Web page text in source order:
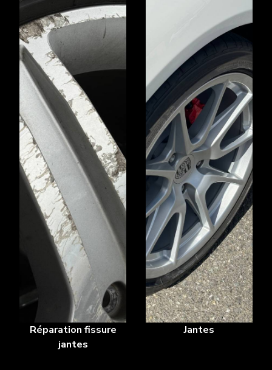
Réparation fissure
jantes
Jantes